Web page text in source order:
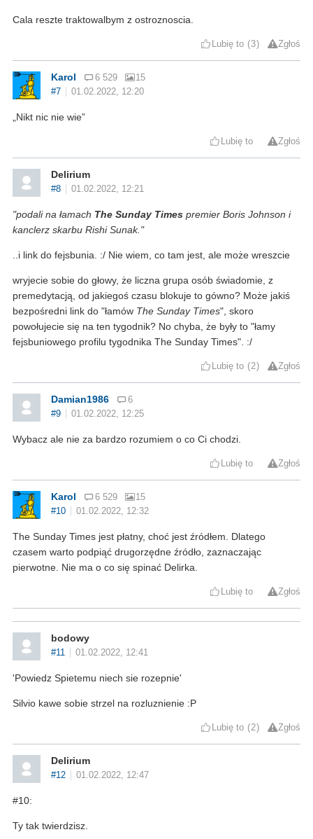
Cala reszte traktowalbym z ostroznoscia.
Lubię to 3 Zgłoś
Karol 6 529
15
#7
01.02.2022, 12:20
„Nikt nic nie wie”
Lubię to Zgłoś
Delirium
#8 01.02.2022, 12:21
"podali na łamach The Sunday Times premier Boris Johnson i
kanclerz skarbu Rishi Sunak."
..i link do fejsbunia. :/ Nie wiem, co tam jest, ale może wreszcie
wryjecie sobie do głowy, że liczna grupa osób świadomie, z
premedytacją, od jakiegoś czasu blokuje to gówno? Może jakiś
bezpośredni link do "łamów The Sunday Times", skoro
powołujecie się na ten tygodnik? No chyba, że były to "łamy
fejsbuniowego profilu tygodnika The Sunday Times". :/
Lubię to 2 Zgłoś
Damian1986
6
#9
01.02.2022, 12:25
Wybacz ale nie za bardzo rozumiem o co Ci chodzi.
Lubię to Zgłoś
Karol 6 529
15
#10
01.02.2022, 12:32
The Sunday Times jest płatny, choć jest źródłem. Dlatego
czasem warto podpiąć drugorzędne źródło, zaznaczając
pierwotne. Nie ma o co się spinać Delirka.
Lubię to Zgłoś
bodowy
#11 01.02.2022, 12:41
'Powiedz Spietemu niech sie rozepnie'
Silvio kawe sobie strzel na rozluznienie :P
Lubię to 2 Zgłoś
Delirium
#12 01.02.2022, 12:47
#10:
Ty tak twierdzisz.